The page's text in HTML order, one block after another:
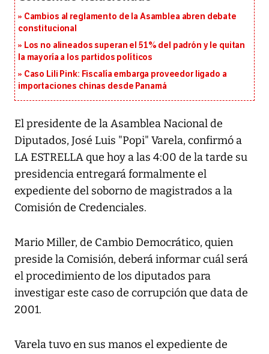
Cambios al reglamento de la Asamblea abren debate
constitucional
Los no alineados superan el 51% del padrón y le quitan
la mayoría a los partidos políticos
Caso Lili Pink: Fiscalía embarga proveedor ligado a
importaciones chinas desde Panamá
El presidente de la Asamblea Nacional de
Diputados, José Luis "Popi" Varela, confirmó a
LA ESTRELLA que hoy a las 4:00 de la tarde su
presidencia entregará formalmente el
expediente del soborno de magistrados a la
Comisión de Credenciales.
Mario Miller, de Cambio Democrático, quien
preside la Comisión, deberá informar cuál será
el procedimiento de los diputados para
investigar este caso de corrupción que data de
2001.
Varela tuvo en sus manos el expediente de